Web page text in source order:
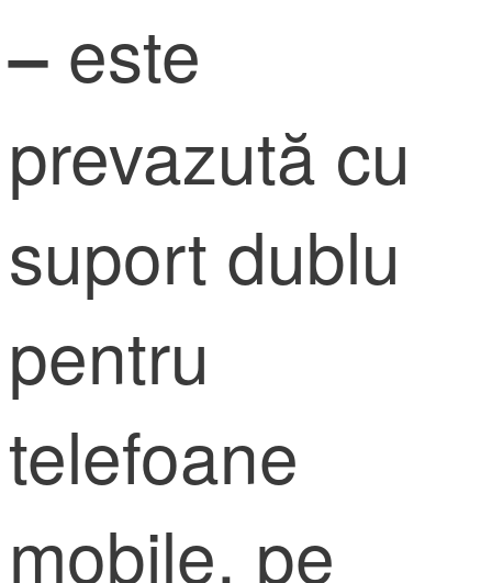
– este
prevazută cu
suport dublu
pentru
telefoane
mobile, pe